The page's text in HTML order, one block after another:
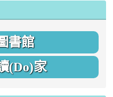
書館
(Do)家